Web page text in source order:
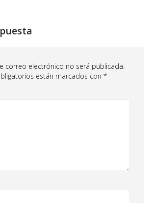
correo electrónico no será publicada.
están marcados con *